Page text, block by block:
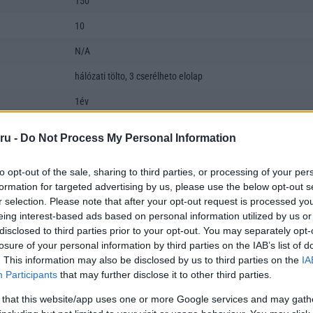
- Do Not Process My Personal Information
opt-out of the sale, sharing to third parties, or processing of your
for targeted advertising by us, please use the below opt-out
selection. Please note that after your opt-out request is processed
interest-based ads based on personal information utilized by us
to third parties prior to your opt-out. You may separately
of your personal information by third parties on the IAB’s list of
This information may also be disclosed by us to third parties on the
Participants that may further disclose it to other third parties.
that this website/app uses one or more Google services and may
10
N/A
hálózati tölto, 3 cserélheto elolap
1év
nem
régi neve HS-79W